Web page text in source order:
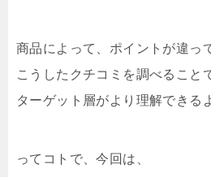
商品によって、ポイントが違っ
こうしたクチコミを調べること
ターゲット層がより理解できる
ってコトで、今回は、